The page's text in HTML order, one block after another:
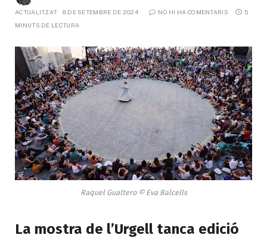
ACTUALITZAT: 8 DE SETEMBRE DE 2024 NO HI HA COMENTARIS
5
MINUTS DE LECTURA
Raquel Gualtero © Eva Balcells
La mostra de l’Urgell tanca edició